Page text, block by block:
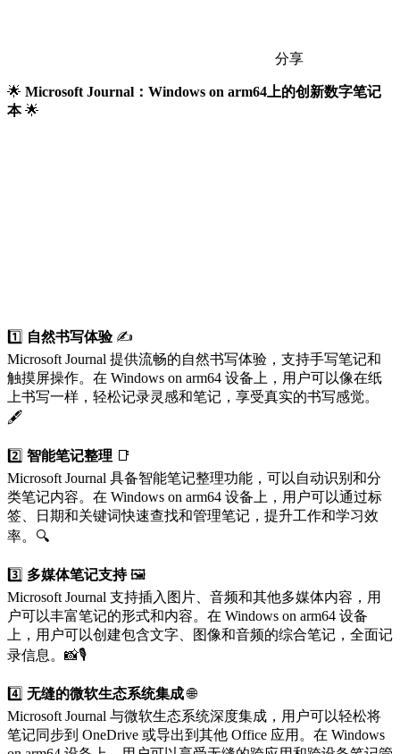
分享
🌟 Microsoft Journal：Windows on arm64上的创新数字笔记
本🌟
1️⃣ 自然书写体验✍️
Microsoft Journal 提供流畅的自然书写体验，支持手写笔记和
触摸屏操作。在 Windows on arm64 设备上，用户可以像在纸
上书写一样，轻松记录灵感和笔记，享受真实的书写感觉。
🖋️
2️⃣ 智能笔记整理 📑
Microsoft Journal 具备智能笔记整理功能，可以自动识别和分
类笔记内容。在 Windows on arm64 设备上，用户可以通过标
签、日期和关键词快速查找和管理笔记，提升工作和学习效
率。🔍
3️⃣ 多媒体笔记支持🖼️
Microsoft Journal 支持插入图片、音频和其他多媒体内容，用
户可以丰富笔记的形式和内容。在 Windows on arm64 设备
上，用户可以创建包含文字、图像和音频的综合笔记，全面记
录信息。📸🎙️
4️⃣ 无缝的微软生态系统集成🌐
Microsoft Journal 与微软生态系统深度集成，用户可以轻松将
笔记同步到 OneDrive 或导出到其他 Office 应用。在 Windows